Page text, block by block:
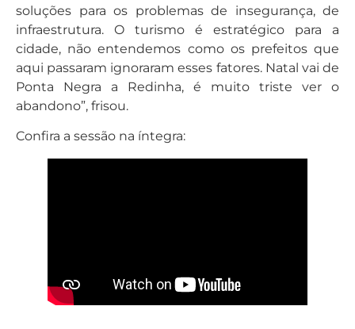
soluções para os problemas de insegurança, de
infraestrutura. O turismo é estratégico para a
cidade, não entendemos como os prefeitos que
aqui passaram ignoraram esses fatores. Natal vai de
Ponta Negra a Redinha, é muito triste ver o
abandono”, frisou.
Confira a sessão na íntegra: